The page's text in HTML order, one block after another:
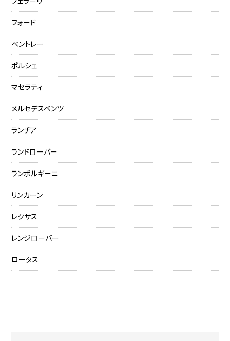
フォード
ベントレー
ポルシェ
マセラティ
メルセデスベンツ
ランチア
ランドローバー
ランボルギーニ
リンカーン
レクサス
レンジローバー
ロータス